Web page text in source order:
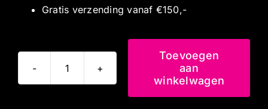
Gratis verzending vanaf €150,-
Paardenworst
Toevoegen
aan
winkelwagen